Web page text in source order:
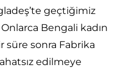
geçtiğimiz
Onlarca Bengali kadın
süre sonra Fabrika
edilmeye